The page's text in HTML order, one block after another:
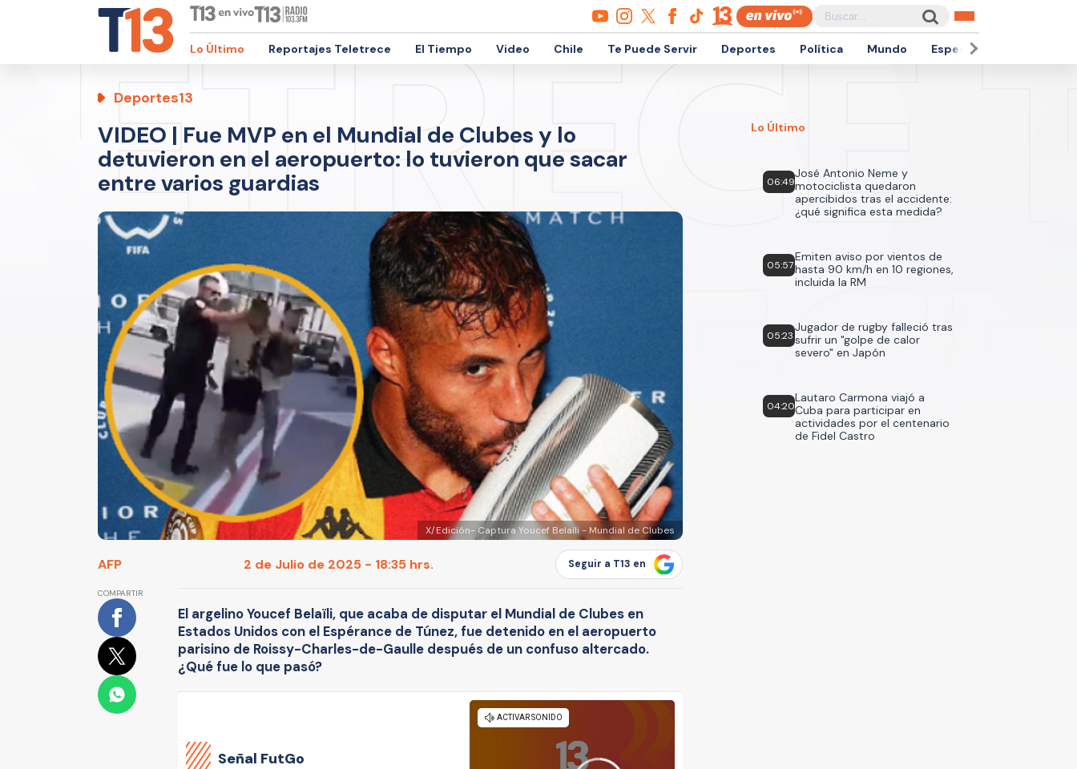
Lo Último Reportajes Teletrece El Tiempo Video Chile Te Puede Servir Deportes Política Mundo Espectáculos
Deportes13
VIDEO | Fue MVP en el Mundial de Clubes y lo
detuvieron en el aeropuerto: lo tuvieron que sacar
entre varios guardias
X/Edición- Captura Youcef Belaïli - Mundial de Clubes
AFP 2 de Julio de 2025 - 18:35 hrs. Seguir a T13 en
COMPARTIR
El argelino Youcef Belaïli, que acaba de disputar el Mundial de Clubes en
Estados Unidos con el Espérance de Túnez, fue detenido en el aeropuerto
parisino de Roissy-Charles-de-Gaulle después de un confuso altercado.
¿Qué fue lo que pasó?
Señal FutGo
Lo Último
06:49
José Antonio Neme y
motociclista quedaron
apercibidos tras el accidente:
¿qué significa esta medida?
05:57
Emiten aviso por vientos de
hasta 90 km/h en 10 regiones,
incluida la RM
05:23
Jugador de rugby falleció tras
sufrir un "golpe de calor
severo" en Japón
04:20
Lautaro Carmona viajó a
Cuba para participar en
actividades por el centenario
de Fidel Castro